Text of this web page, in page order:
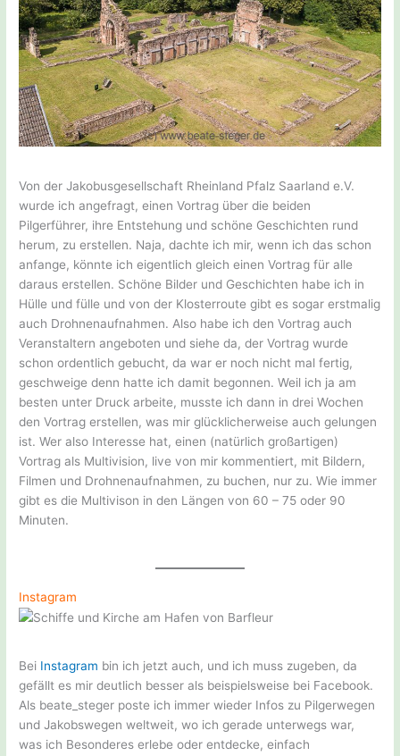
Von der Jakobusgesellschaft Rheinland Pfalz Saarland e.V.
wurde ich angefragt, einen Vortrag über die beiden
Pilgerführer, ihre Entstehung und schöne Geschichten rund
herum, zu erstellen. Naja, dachte ich mir, wenn ich das schon
anfange, könnte ich eigentlich gleich einen Vortrag für alle
daraus erstellen. Schöne Bilder und Geschichten habe ich in
Hülle und fülle und von der Klosterroute gibt es sogar erstmalig
auch Drohnenaufnahmen. Also habe ich den Vortrag auch
Veranstaltern angeboten und siehe da, der Vortrag wurde
schon ordentlich gebucht, da war er noch nicht mal fertig,
geschweige denn hatte ich damit begonnen. Weil ich ja am
besten unter Druck arbeite, musste ich dann in drei Wochen
den Vortrag erstellen, was mir glücklicherweise auch gelungen
ist. Wer also Interesse hat, einen (natürlich großartigen)
Vortrag als Multivision, live von mir kommentiert, mit Bildern,
Filmen und Drohnenaufnahmen, zu buchen, nur zu. Wie immer
gibt es die Multivison in den Längen von 60 – 75 oder 90
Minuten.
Instagram
Bei Instagram bin ich jetzt auch, und ich muss zugeben, da
gefällt es mir deutlich besser als beispielsweise bei Facebook.
Als beate_steger poste ich immer wieder Infos zu Pilgerwegen
und Jakobswegen weltweit, wo ich gerade unterwegs war,
was ich Besonderes erlebe oder entdecke, einfach